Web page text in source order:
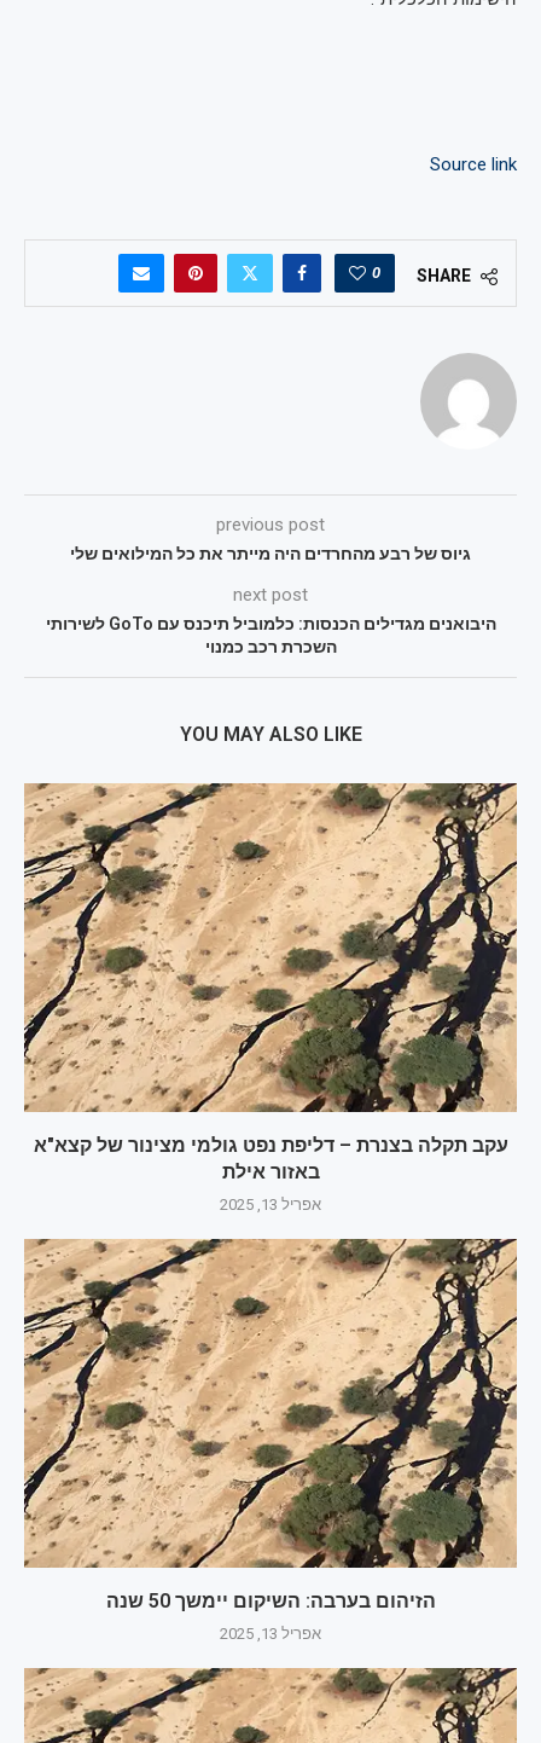
Source link
SHARE
0
previous post
גיוס של רבע מהחרדים היה מייתר את כל המילואים שלי
next post
היבואנים מגדילים הכנסות: כלמוביל תיכנס עם GoTo לשירותי
השכרת רכב כמנוי
YOU MAY ALSO LIKE
עקב תקלה בצנרת – דליפת נפט גולמי מצינור של קצא"א
באזור אילת
אפריל 13, 2025
הזיהום בערבה: השיקום יימשך 50 שנה
אפריל 13, 2025